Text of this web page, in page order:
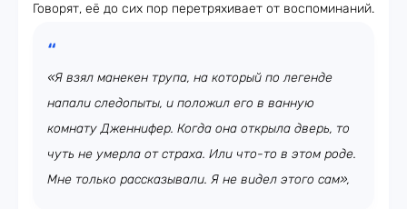
Говорят, её до сих пор перетряхивает от воспоминаний.
«Я взял манекен трупа, на который по легенде
напали следопыты, и положил его в ванную
комнату Дженнифер. Когда она открыла дверь, то
чуть не умерла от страха. Или что-то в этом роде.
Мне только рассказывали. Я не видел этого сам»,